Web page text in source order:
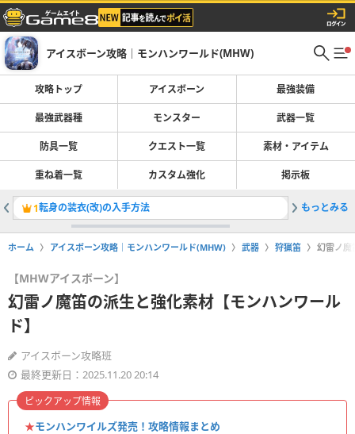
アイスボーン攻略｜モンハンワールド(MHW)
攻略トップ アイスボーン 最強装備
最強武器種 モンスター 武器一覧
防具一覧 クエスト一覧 素材・アイテム
重ね着一覧 カスタム強化 掲示板
1転身の装衣(改)の入手方法 2ストー
もっとみる
ホーム アイスボーン攻略｜モンハンワールド(MHW) 武器 狩猟笛 幻雷ノ魔
【MHWアイスボーン】
幻雷ノ魔笛の派生と強化素材【モンハンワール
ド】
アイスボーン攻略班
最終更新日：2025.11.20 20:14
★モンハンワイルズ発売！攻略情報まとめ
ピックアップ情報